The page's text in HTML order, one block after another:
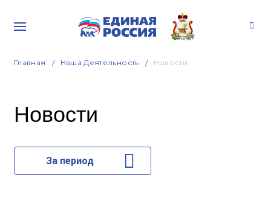
Главная Наша Деятельность Новости
Новости
За период